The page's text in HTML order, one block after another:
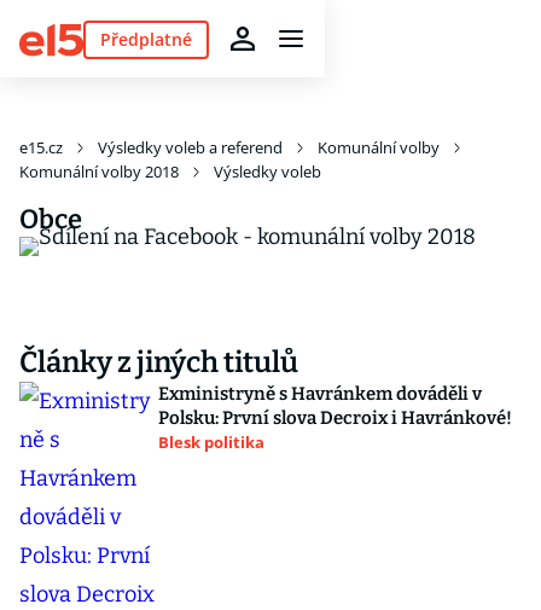
Předplatné
e15.cz Výsledky voleb a referend
Komunální volby
Komunální volby 2018
Výsledky voleb
Obce
Články z jiných titulů
Exministryně s Havránkem dováděli v
Polsku: První slova Decroix i Havránkové!
Blesk politika